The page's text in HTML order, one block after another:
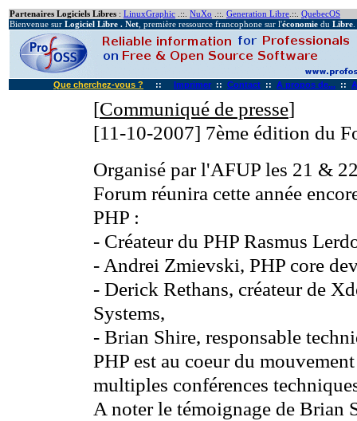
Partenaires Logiciels Libres : LinuxGraphic .::. NuXo .::. Generation Libre .::. QuebecOS
Bienvenue sur Logiciel Libre . Net , première ressource francophone sur l'économie du Libre
Que cherchez-vous ? :: Imprimer :: Contact :: A propos de... ::
[Communiqué de presse]
[11-10-2007] 7ème édition du
Organisé par l'AFUP les 21 &
Forum réunira cette année
PHP :
- Créateur du PHP Rasmus
- Andrei Zmievski, PHP core
- Derick Rethans, créateur de
Systems,
- Brian Shire, responsable
PHP est au coeur du
multiples conférences
A noter le témoignage de Brian